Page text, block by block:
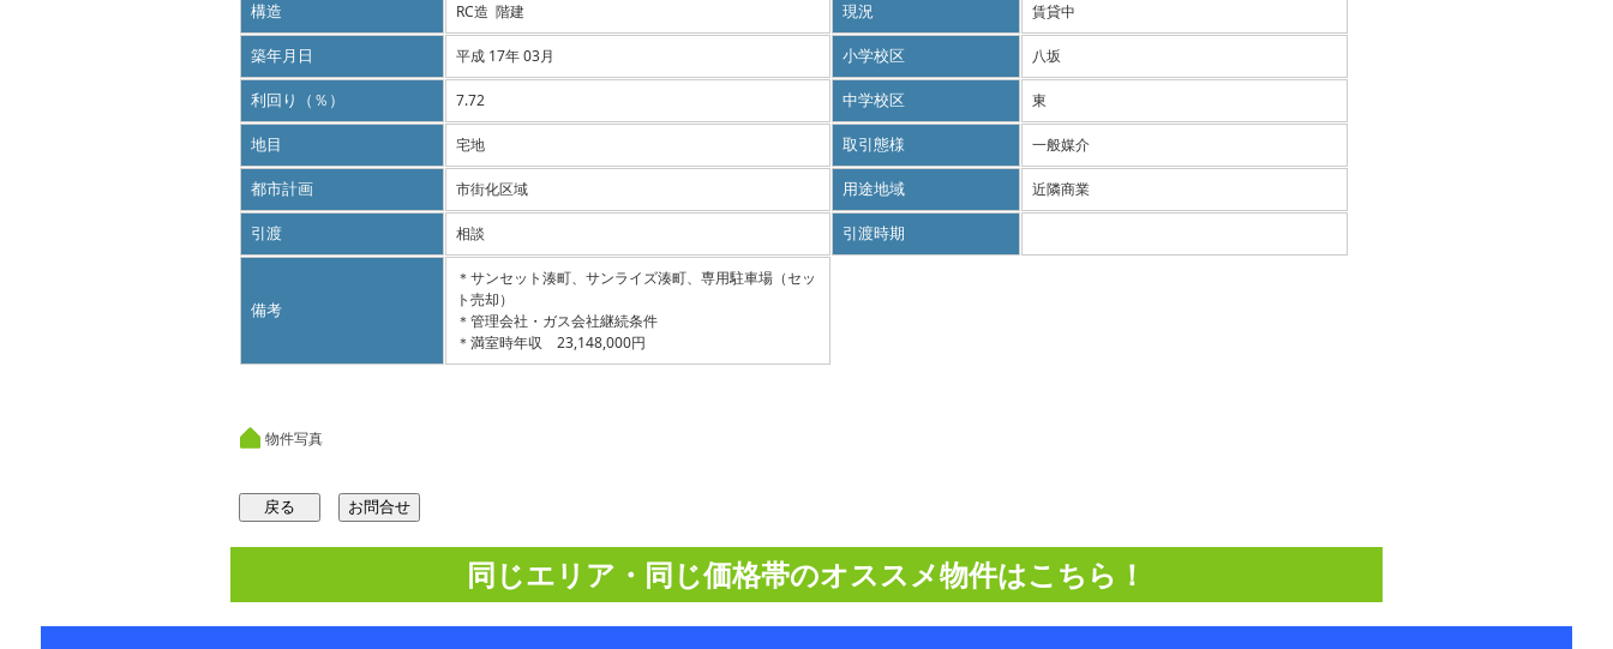
構造 RC造 階建 現況 賃貸中
築年月日 平成 17年 03月 小学校区 八坂
利回り（％） 7.72 中学校区 東
地目 宅地 取引態様 一般媒介
都市計画 市街化区域 用途地域 近隣商業
引渡 相談 引渡時期
備考
＊サンセット湊町、サンライズ湊町、専用駐車場（セッ
ト売却）
＊管理会社・ガス会社継続条件
＊満室時年収 23,148,000円
物件写真
同じエリア・同じ価格帯のオススメ物件はこちら！